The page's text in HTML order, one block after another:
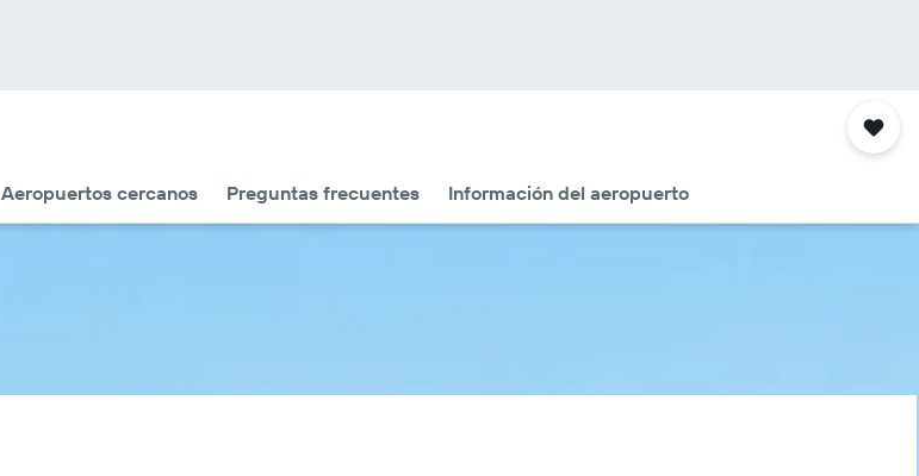
Aeropuertos cercanos Preguntas frecuentes Información del aeropuerto